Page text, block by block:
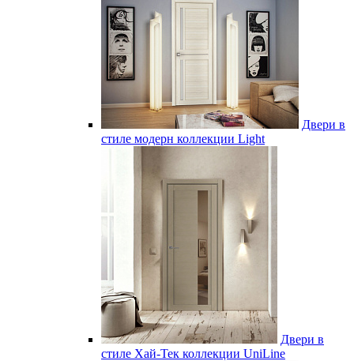
Двери в
стиле модерн коллекции Light
Двери в
стиле Хай-Тек коллекции UniLine